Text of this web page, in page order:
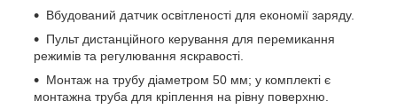
Вбудований датчик освітленості для економії заряду.
Пульт дистанційного керування для перемикання
режимів та регулювання яскравості.
Монтаж на трубу діаметром 50 мм; у комплекті є
монтажна труба для кріплення на рівну поверхню.